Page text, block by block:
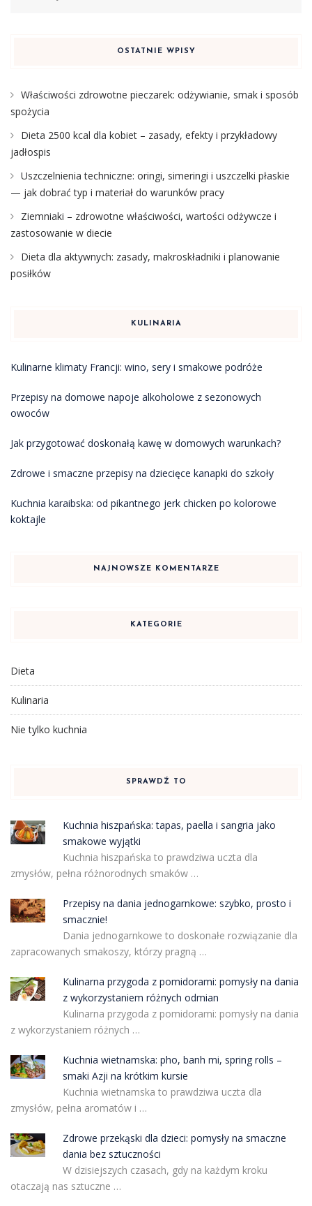
OSTATNIE WPISY
Właściwości zdrowotne pieczarek: odżywianie, smak i sposób
spożycia
Dieta 2500 kcal dla kobiet – zasady, efekty i przykładowy
jadłospis
Uszczelnienia techniczne: oringi, simeringi i uszczelki płaskie
— jak dobrać typ i materiał do warunków pracy
Ziemniaki – zdrowotne właściwości, wartości odżywcze i
zastosowanie w diecie
Dieta dla aktywnych: zasady, makroskładniki i planowanie
posiłków
KULINARIA
Kulinarne klimaty Francji: wino, sery i smakowe podróże
Przepisy na domowe napoje alkoholowe z sezonowych
owoców
Jak przygotować doskonałą kawę w domowych warunkach?
Zdrowe i smaczne przepisy na dziecięce kanapki do szkoły
Kuchnia karaibska: od pikantnego jerk chicken po kolorowe
koktajle
NAJNOWSZE KOMENTARZE
KATEGORIE
Dieta
Kulinaria
Nie tylko kuchnia
SPRAWDŹ TO
Kuchnia hiszpańska: tapas, paella i sangria jako
smakowe wyjątki
Kuchnia hiszpańska to prawdziwa uczta dla
zmysłów, pełna różnorodnych smaków …
Przepisy na dania jednogarnkowe: szybko, prosto i
smacznie!
Dania jednogarnkowe to doskonałe rozwiązanie dla
zapracowanych smakoszy, którzy pragną …
Kulinarna przygoda z pomidorami: pomysły na dania
z wykorzystaniem różnych odmian
Kulinarna przygoda z pomidorami: pomysły na dania
z wykorzystaniem różnych …
Kuchnia wietnamska: pho, banh mi, spring rolls –
smaki Azji na krótkim kursie
Kuchnia wietnamska to prawdziwa uczta dla
zmysłów, pełna aromatów i …
Zdrowe przekąski dla dzieci: pomysły na smaczne
dania bez sztuczności
W dzisiejszych czasach, gdy na każdym kroku
otaczają nas sztuczne …